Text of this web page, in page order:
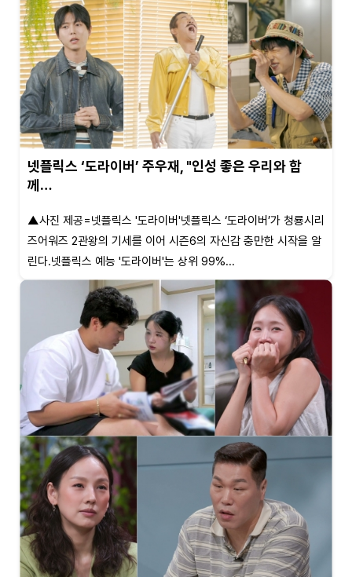
넷플릭스 ‘도라이버’ 주우재, "인성 좋은 우리와 함
께…
▲사진 제공=넷플릭스 '도라이버'넷플릭스 ‘도라이버’가 청룡시리
즈어워즈 2관왕의 기세를 이어 시즌6의 자신감 충만한 시작을 알
린다.넷플릭스 예능 '도라이버'는 상위 99%...